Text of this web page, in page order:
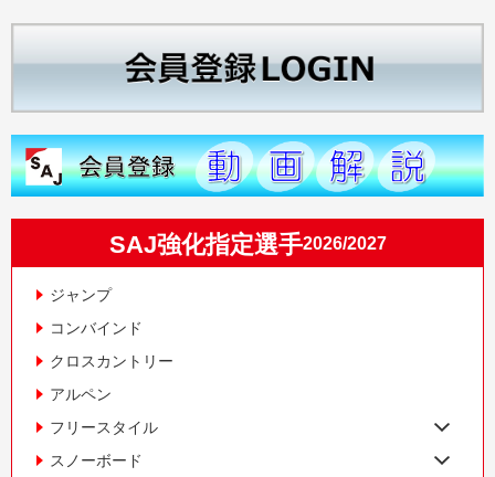
SAJ強化指定選手2026/2027
ジャンプ
コンバインド
クロスカントリー
アルペン
フリースタイル
スノーボード